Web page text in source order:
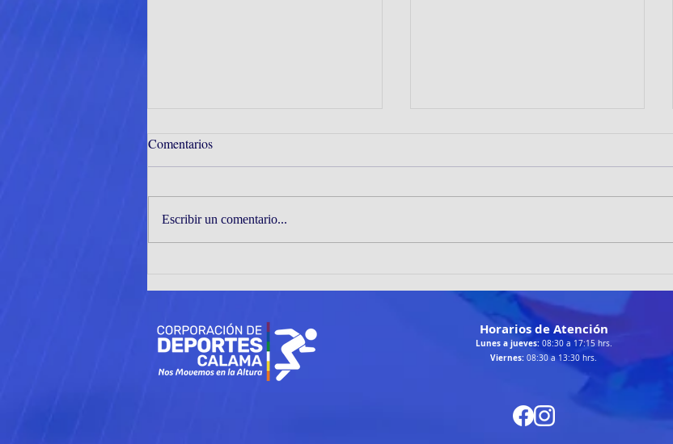
CORMUDEP DESTACAN EN
Y 2
DESTACAN EN LA RUTA
CHANGA 2026 DE TALTAL
Comentarios
Escribir un comentario...
Horarios de Atención
Lunes a jueves: 08:30 a 17:15 hrs.
Viernes: 08:30 a 13:30 hrs.